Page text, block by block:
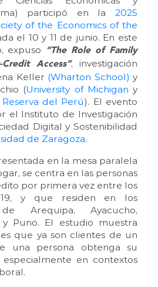
participó en la 2025
of the Economics of the
el 10 y 11 de junio. En este
expuso
“The Role of Family
Access”, investigación
Keller (Wharton School) y
(University of Michigan y
del Perú). El evento
el Instituto de Investigación
Digital y Sostenibilidad
de Zaragoza.
en la mesa paralela
se centra en las personas
por primera vez entre los
y que residen en los
Arequipa, Ayacucho,
Puno. El estudio muestra
que ya son clientes de un
una persona obtenga su
en contextos